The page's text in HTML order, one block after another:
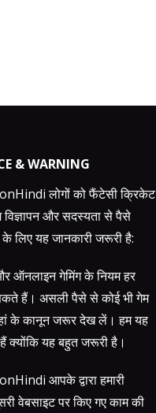
& WARNING
लोगों को फैंटेसी क्रिकेट
विज्ञापन और सदस्यता से पैसे
लिए यह जानकारी जरूरी है:
ऑनलाइन गेमिंग के नियम हर
हैं। असली पैसे से कोई भी गेम
के कानून जरूर देख लें। हम यह
क्योंकि यह बहुत जरूरी है।
आपके द्वारा हमारी
वेबसाइट पर किए गए काम की